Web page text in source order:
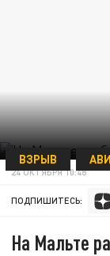
ВЗРЫВ
24 ОКТЯБРЯ 10:48
ПОДПИШИТЕСЬ:
На Мальте